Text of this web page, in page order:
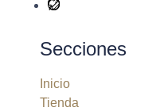
Secciones
Inicio
Tienda